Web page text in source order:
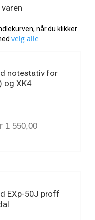
når du klikker
velg alle
notestativ for
og XK4
1 550,00
EXp-50J proff